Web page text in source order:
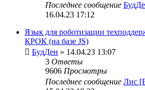
Последнее сообщение
16.04.23 17:12
Язык для роботизации
КРОК (на базе JS)
БудДен » 14.04.23 13:07
3 Ответы
9606 Просмотры
Последнее сообщение Лис